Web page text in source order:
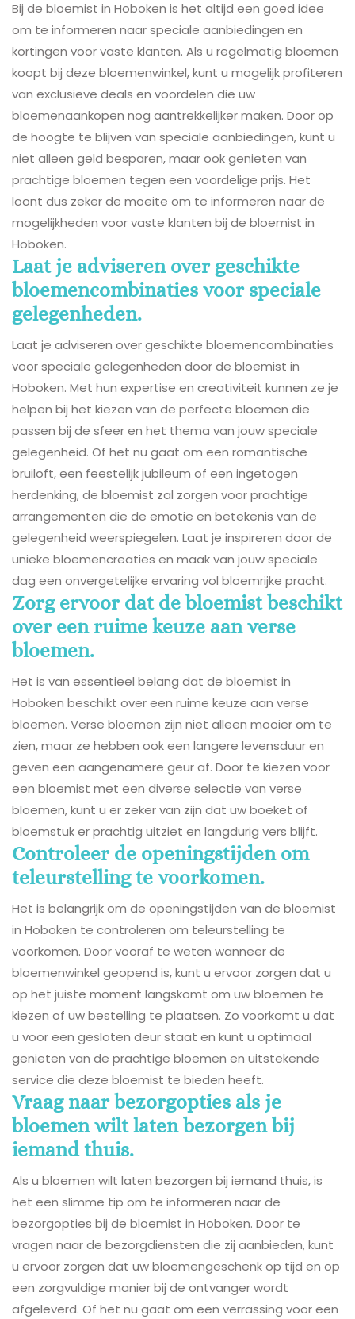
Bij de bloemist in Hoboken is het altijd een goed idee
om te informeren naar speciale aanbiedingen en
kortingen voor vaste klanten. Als u regelmatig bloemen
koopt bij deze bloemenwinkel, kunt u mogelijk profiteren
van exclusieve deals en voordelen die uw
bloemenaankopen nog aantrekkelijker maken. Door op
de hoogte te blijven van speciale aanbiedingen, kunt u
niet alleen geld besparen, maar ook genieten van
prachtige bloemen tegen een voordelige prijs. Het
loont dus zeker de moeite om te informeren naar de
mogelijkheden voor vaste klanten bij de bloemist in
Hoboken.
Laat je adviseren over geschikte
bloemencombinaties voor speciale
gelegenheden.
Laat je adviseren over geschikte bloemencombinaties
voor speciale gelegenheden door de bloemist in
Hoboken. Met hun expertise en creativiteit kunnen ze je
helpen bij het kiezen van de perfecte bloemen die
passen bij de sfeer en het thema van jouw speciale
gelegenheid. Of het nu gaat om een romantische
bruiloft, een feestelijk jubileum of een ingetogen
herdenking, de bloemist zal zorgen voor prachtige
arrangementen die de emotie en betekenis van de
gelegenheid weerspiegelen. Laat je inspireren door de
unieke bloemencreaties en maak van jouw speciale
dag een onvergetelijke ervaring vol bloemrijke pracht.
Zorg ervoor dat de bloemist beschikt
over een ruime keuze aan verse
bloemen.
Het is van essentieel belang dat de bloemist in
Hoboken beschikt over een ruime keuze aan verse
bloemen. Verse bloemen zijn niet alleen mooier om te
zien, maar ze hebben ook een langere levensduur en
geven een aangenamere geur af. Door te kiezen voor
een bloemist met een diverse selectie van verse
bloemen, kunt u er zeker van zijn dat uw boeket of
bloemstuk er prachtig uitziet en langdurig vers blijft.
Controleer de openingstijden om
teleurstelling te voorkomen.
Het is belangrijk om de openingstijden van de bloemist
in Hoboken te controleren om teleurstelling te
voorkomen. Door vooraf te weten wanneer de
bloemenwinkel geopend is, kunt u ervoor zorgen dat u
op het juiste moment langskomt om uw bloemen te
kiezen of uw bestelling te plaatsen. Zo voorkomt u dat
u voor een gesloten deur staat en kunt u optimaal
genieten van de prachtige bloemen en uitstekende
service die deze bloemist te bieden heeft.
Vraag naar bezorgopties als je
bloemen wilt laten bezorgen bij
iemand thuis.
Als u bloemen wilt laten bezorgen bij iemand thuis, is
het een slimme tip om te informeren naar de
bezorgopties bij de bloemist in Hoboken. Door te
vragen naar de bezorgdiensten die zij aanbieden, kunt
u ervoor zorgen dat uw bloemengeschenk op tijd en op
een zorgvuldige manier bij de ontvanger wordt
afgeleverd. Of het nu gaat om een verrassing voor een